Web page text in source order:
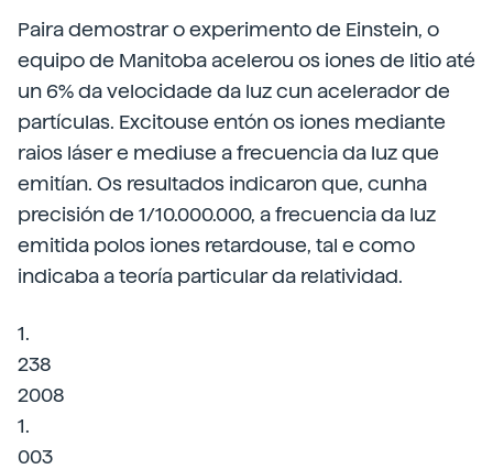
Paira demostrar o experimento de Einstein, o
equipo de Manitoba acelerou os iones de litio até
un 6% da velocidade da luz cun acelerador de
partículas. Excitouse entón os iones mediante
raios láser e mediuse a frecuencia da luz que
emitían. Os resultados indicaron que, cunha
precisión de 1/10.000.000, a frecuencia da luz
emitida polos iones retardouse, tal e como
indicaba a teoría particular da relatividad.
1.
238
2008
1.
003